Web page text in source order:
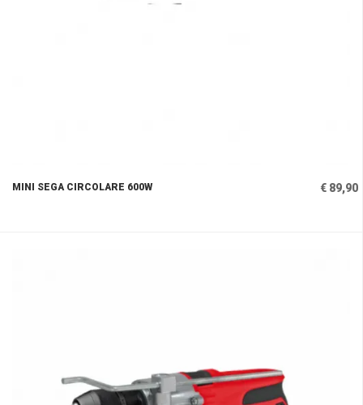
MINI SEGA CIRCOLARE 600W € 89,90